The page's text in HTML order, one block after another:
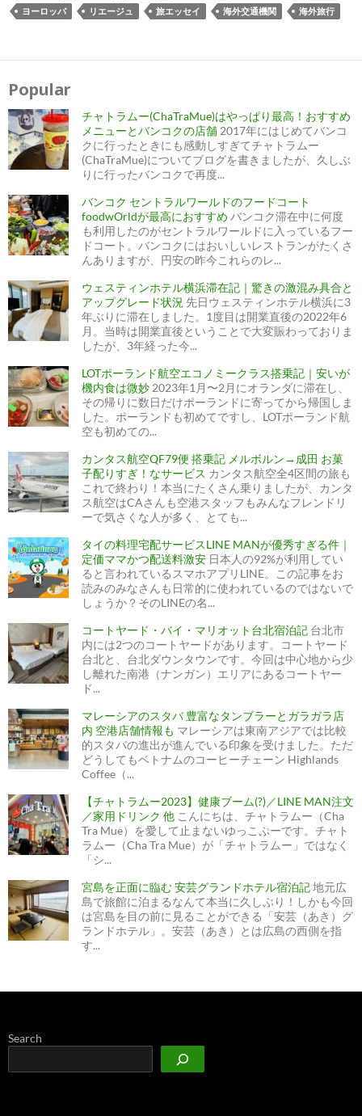
ヨーロッパ
リエージュ 旅エッセイ 海外交通機関 海外旅行
Popular
チャトラムー(ChaTraMue)はやっぱり最高！おすすめ
メニューとバンコクの店舗 2017年にはじめてバンコ
クに行ったときにも感動しすぎてチャトラムー
(ChaTraMue)についてブログを書きましたが、久しぶ
りに行ったバンコクで再度...
バンコク セントラルワールドのフードコート
foodwOrldが最高におすすめ バンコク滞在中に何度
も利用したのがセントラルワールドに入っているフー
ドコート。バンコクにはおいしいレストランがたくさ
んありますが、円安の昨今これらのレ...
ウェスティンホテル横浜滞在記｜驚きの激混み具合と
アップグレード状況 先日ウェスティンホテル横浜に3
年ぶりに滞在しました。1度目は開業直後の2022年6
月。当時は開業直後ということで大変賑わっておりま
したが、3年経った今...
LOTポーランド航空エコノミークラス搭乗記｜安いが
機内食は微妙 2023年1月〜2月にオランダに滞在し、
その帰りに数日だけポーランドに寄ってから帰国しま
した。ポーランドも初めてですし、LOTポーランド航
空も初めての...
カンタス航空QF79便 搭乗記 メルボルン→成田 お菓
子配りすぎ！なサービス カンタス航空全4区間の旅も
これで終わり！本当にたくさん乗りましたが、カンタ
ス航空はCAさんも空港スタッフもみんなフレンドリ
ーで気さくな人が多く、とても...
タイの料理宅配サービスLINE MANが優秀すぎる件｜
定価ママかつ配送料激安 日本人の92%が利用してい
ると言われているスマホアプリLINE。この記事をお
読みのみなさんも日常的に使われているのではないで
しょうか？そのLINEの名...
コートヤード・バイ・マリオット台北宿泊記 台北市
内には2つのコートヤードがあります。コートヤード
台北と、台北ダウンタウンです。今回は中心地から少
し離れた南港（ナンガン）エリアにあるコートヤー
ド...
マレーシアのスタバ 豊富なタンブラーとガラガラ店
内 空港店舗情報も マレーシアは東南アジアでは比較
的スタバの進出が進んでいる印象を受けました。ただ
どうしてもベトナムのコーヒーチェーン Highlands
Coffee（...
【チャトラムー2023】健康ブーム(?)／LINE MAN注文
／家用ドリンク 他 こんにちは、チャトラムー（Cha
Tra Mue）を愛して止まないゆっこぷーです。チャト
ラムー（Cha Tra Mue）が「チャトラムー」ではなく
「シ...
宮島を正面に臨む 安芸グランドホテル宿泊記地元広
島で旅館に泊まるなんて本当に久しぶり！しかも今回
は宮島を目の前に見ることができる「安芸（あき）グ
ランドホテル」。安芸（あき）とは広島の西側を指
す...
Search